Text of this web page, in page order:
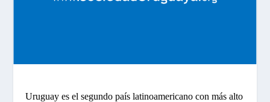
Uruguay es el segundo país latinoamericano con más alto